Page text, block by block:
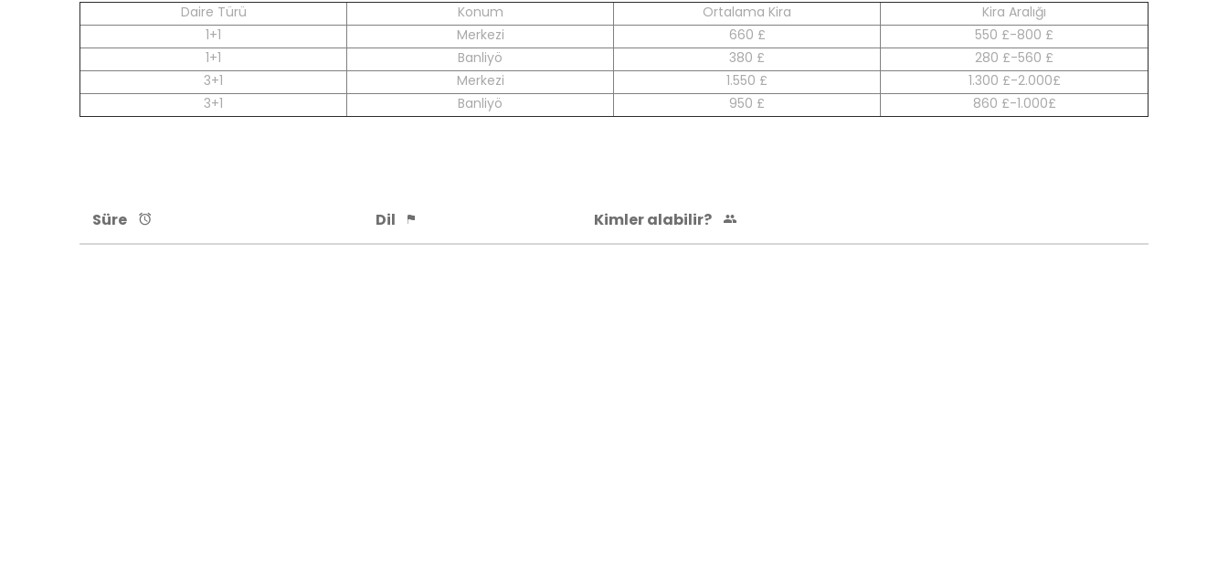
Daire Türü
Konum Ortalama Kira
Kira Aralığı
1+1
Merkezi 660 £
550 £-800 £
1+1
Banliyö 380 £
280 £-560 £
3+1
Merkezi 1.550 £
1.300 £-2.000£
3+1
Banliyö 950 £ 860 £-1.000£
Süre Dil Kimler alabilir?